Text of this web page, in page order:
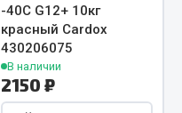
-40С G12+ 10кг
красный Cardox
430206075
В наличии
2150 ₽